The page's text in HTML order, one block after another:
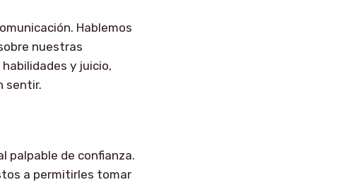
Hablemos
nuestras
y juicio,
sentir.
palpable de confianza.
a permitirles tomar